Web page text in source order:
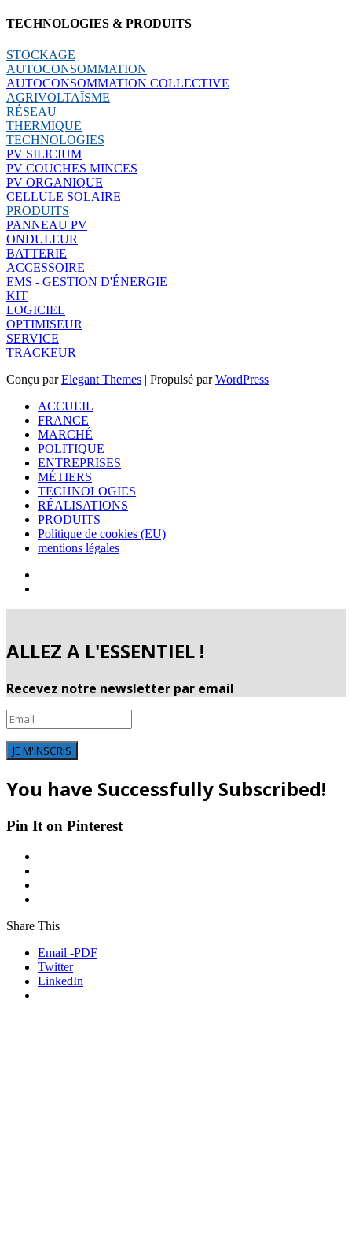
TECHNOLOGIES & PRODUITS
STOCKAGE
AUTOCONSOMMATION
AUTOCONSOMMATION COLLECTIVE
AGRIVOLTAÏSME
RÉSEAU
THERMIQUE
TECHNOLOGIES
PV SILICIUM
PV COUCHES MINCES
PV ORGANIQUE
CELLULE SOLAIRE
PRODUITS
PANNEAU PV
ONDULEUR
BATTERIE
ACCESSOIRE
EMS - GESTION D'ÉNERGIE
KIT
LOGICIEL
OPTIMISEUR
SERVICE
TRACKEUR
Conçu parElegant Themes | Propulsé parWordPress
ACCUEIL
FRANCE
MARCHÉ
POLITIQUE
ENTREPRISES
MÉTIERS
TECHNOLOGIES
RÉALISATIONS
PRODUITS
Politique de cookies (EU)
mentions légales
ALLEZ A L'ESSENTIEL !
Recevez notre newsletter par email
JE M'INSCRIS
You have Successfully Subscribed!
Pin It on Pinterest
Share This
Email -PDF
Twitter
LinkedIn